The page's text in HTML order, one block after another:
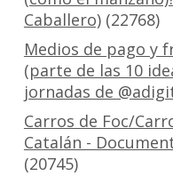
Caballero)(22768)
Medios de pago y
(parte de las 10
jornadas de
Carros de Foc/
Catalán -
(20745)